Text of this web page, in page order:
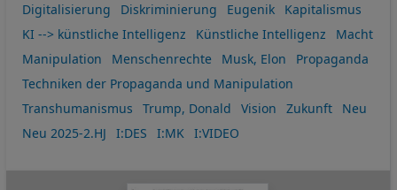
Digitalisierung
Diskriminierung Eugenik
Kapitalismus
KI --> künstliche Intelligenz
Künstliche Intelligenz
Macht
Manipulation
Menschenrechte Musk, Elon
Propaganda
Techniken der Propaganda und Manipulation
Transhumanismus
Trump, Donald Vision Zukunft
Neu
Neu 2025-2.HJ
I:DES I:MK I:VIDEO